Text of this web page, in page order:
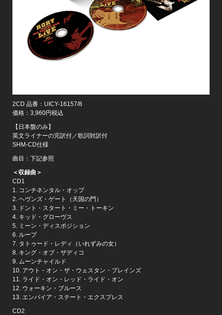
2CD 品番：UICY-16157/8
価格：3,960円税込
【日本盤のみ】
英文ライナーの完訳付／歌詞対訳付
SHM-CD仕様
曲目：下記参照
＜収録曲＞
CD1
1. コンチネンタル・オップ
2. ヘヴンズ・ゲート（天国の門）
3. ドント・スタート・ミー・トーキン
4. キッド・グローヴス
5. ミーン・ディスポジション
6. ループ
7. タトゥード・レディ（いれずみの女）
8. キング・オブ・ザディコ
9. ムーンチャイルド
10. アウト・オン・ザ・ウェスタン・プレインズ
11. ライド・オン・レッド・ライド・オン
12. ウォーキン・ブルース
13. エンパイア・ステート・エクスプレス
CD2